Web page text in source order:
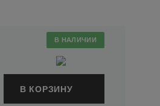
В НАЛИЧИИ
В КОРЗИНУ